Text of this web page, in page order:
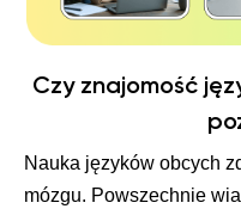
Czy znajomość
Nauka języków obcych
mózgu. Powszechnie